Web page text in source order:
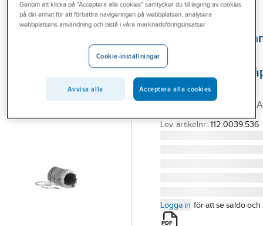
Outlet
Branscher FRANKE
Trumsats Ø125
spisfläktar/
Franke
TRUMSATS FTS 320
Artikelnummer: 9094098
Lev. artikelnr: 112.0039.536
Logga in för att se saldo och
Genom att klicka på "Acceptera alla cookies" samtycker du till lagring av cookies
på din enhet för att förbättra navigeringen på webbplatsen, analysera
webbplatsens användning och bistå i våra marknadsföringsinsatser.
Cookie-inställningar
Avvisa alla Acceptera alla cookies